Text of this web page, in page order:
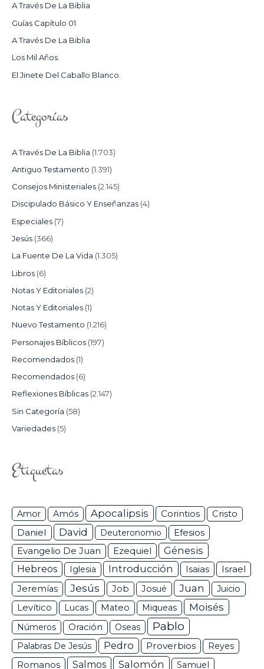
R
:
A Través De La Biblia
Guías Capítulo 01
A Través De La Biblia
Los Mil Años.
El Jinete Del Caballo Blanco.
Categorías
A Través De La Biblia (1.703)
Antiguo Testamento (1.391)
Consejos Ministeriales (2.145)
Discipulado Básico Y Enseñanzas (4)
Especiales (7)
Jesús (366)
La Fuente De La Vida (1.305)
Libros (6)
Notas Y Editoriales (2)
Notas Y Editoriales (1)
Nuevo Testamento (1.216)
Personajes Bíblicos (197)
Recomendados (1)
Recomendados (6)
Reflexiones Bíblicas (2.147)
Sin Categoría (58)
Variedades (5)
Etiquetas
Amor Amós Apocalipsis Corintios Cristo
Daniel David Deuteronomio Efesios
Evangelio De Juan Ezequiel
Génesis
Hebreos
Iglesia Introducción Isaias Israel
Jeremías Jesús Job Josué Juan
Juicio
Levítico
Lucas Mateo Miqueas Moisés
Números Oración Oseas Pablo
Palabras De Jesús Pedro Proverbios Reyes
Romanos Salmos Salomón
Samuel